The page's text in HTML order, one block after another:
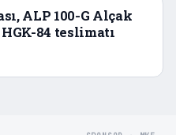
ALP 100-G Alçak
84 teslimatı